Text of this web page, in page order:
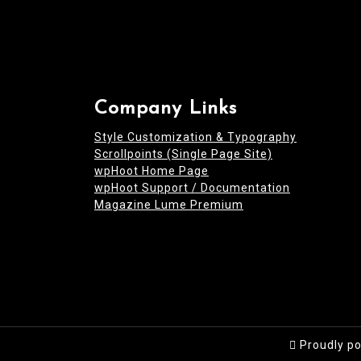
Company Links
Style Customization & Typography
Scrollpoints (Single Page Site)
wpHoot Home Page
wpHoot Support / Documentation
Magazine Lume Premium
Proudly